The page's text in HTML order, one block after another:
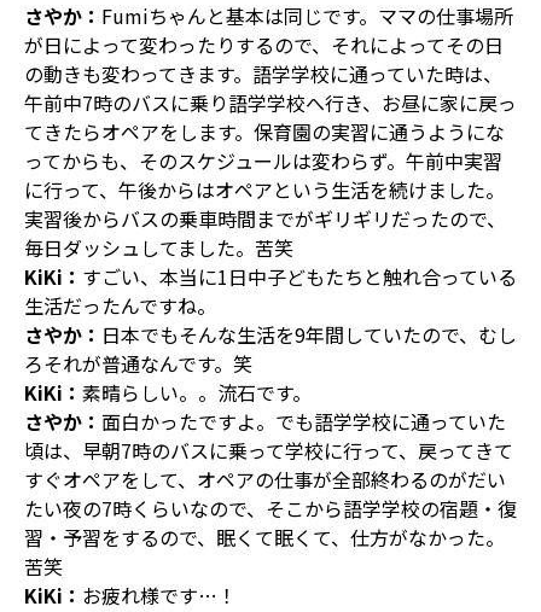
さやか： Fumiちゃんと基本は同じです。ママの仕事場所
が日によって変わったりするので、それによってその日
の動きも変わってきます。語学学校に通っていた時は、
午前中7時のバスに乗り語学学校へ行き、お昼に家に戻っ
てきたらオペアをします。保育園の実習に通うようにな
ってからも、そのスケジュールは変わらず。午前中実習
に行って、午後からはオペアという生活を続けました。
実習後からバスの乗車時間までがギリギリだったので、
毎日ダッシュしてました。苦笑
KiKi： すごい、本当に1日中子どもたちと触れ合っている
生活だったんですね。
さやか： 日本でもそんな生活を9年間していたので、むし
ろそれが普通なんです。笑
KiKi： 素晴らしい。。流石です。
さやか： 面白かったですよ。でも語学学校に通っていた
頃は、早朝7時のバスに乗って学校に行って、戻ってきて
すぐオペアをして、オペアの仕事が全部終わるのがだい
たい夜の7時くらいなので、そこから語学学校の宿題・復
習・予習をするので、眠くて眠くて、仕方がなかった。
苦笑
KiKi： お疲れ様です…！